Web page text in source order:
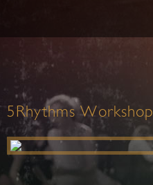
5Rhythms Workshop